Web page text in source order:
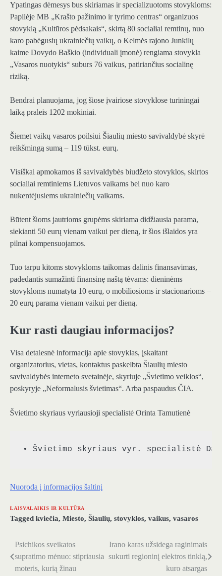
Ypatingas dėmesys bus skiriamas ir specializuotoms stovykloms:
Papilėje MB „Krašto pažinimo ir tyrimo centras“ organizuos
stovyklą „Kultūros pėdsakais“, skirtą 80 socialiai remtinų, nuo
karo pabėgusių ukrainiečių vaikų, o Kelmės rajono Junkilų
kaime Dovydo Baškio (individuali įmonė) rengiama stovykla
„Vasaros nuotykis“ suburs 76 vaikus, patiriančius socialinę
riziką.
Bendrai planuojama, jog šiose įvairiose stovyklose turiningai
laiką praleis 1202 mokiniai.
Šiemet vaikų vasaros poilsiui Šiaulių miesto savivaldybė skyrė
reikšmingą sumą – 119 tūkst. eurų.
Visiškai apmokamos iš savivaldybės biudžeto stovyklos, skirtos
socialiai remtiniems Lietuvos vaikams bei nuo karo
nukentėjusiems ukrainiečių vaikams.
Būtent šioms jautrioms grupėms skiriama didžiausia parama,
siekianti 50 eurų vienam vaikui per dieną, ir šios išlaidos yra
pilnai kompensuojamos.
Tuo tarpu kitoms stovykloms taikomas dalinis finansavimas,
padedantis sumažinti finansinę naštą tėvams: dieninėms
stovykloms numatyta 10 eurų, o mobiliosioms ir stacionarioms –
20 eurų parama vienam vaikui per dieną.
Kur rasti daugiau informacijos?
Visa detalesnė informacija apie stovyklas, įskaitant
organizatorius, vietas, kontaktus paskelbta Šiaulių miesto
savivaldybės interneto svetainėje, skyriuje „Švietimo veiklos“,
poskyryje „Neformalusis švietimas“. Arba paspaudus ČIA.
Švietimo skyriaus vyriausioji specialistė Orinta Tamutienė
• Švietimo skyriaus vyr. specialistė
Nuoroda į informacijos šaltinį
LAISVALAIKIS IR KULTŪRA
Tagged kviečia, Miesto, Šiaulių, stovyklos, vaikus, vasaros
Navigacija
tarp
Psichikos sveikatos
supratimo mėnuo: stipriausia
moteris, kurią žinau
Irano karas užsidega raginimais
sukurti regioninį elektros tinklą,
kuro atsargas